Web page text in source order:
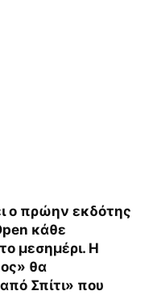
ο πρώην εκδότης
κάθε
μεσημέρι. Η
θα
Σπίτι» που